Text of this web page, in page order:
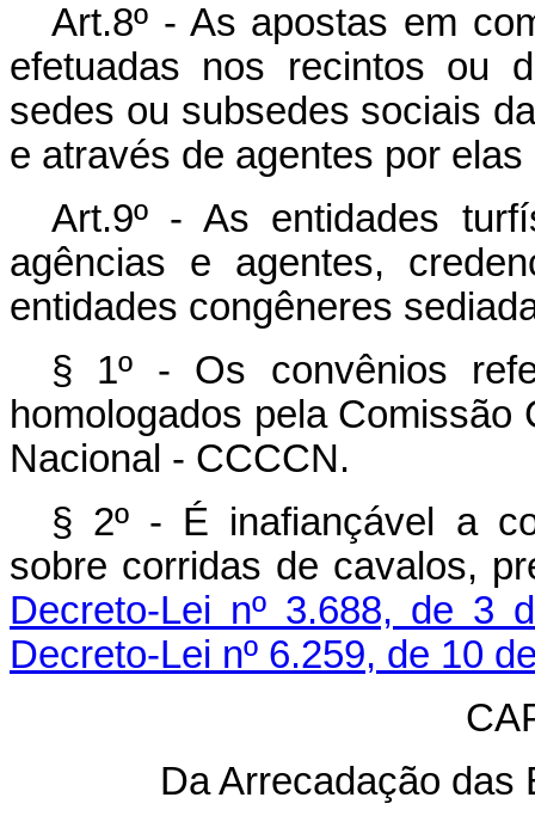
Art.8º - As apostas em
efetuadas nos recintos ou
sedes ou subsedes sociais
e através de agentes por
Art.9º - As entidades
agências e agentes,
entidades congêneres
§ 1º - Os convênios
homologados pela
Nacional - CCCCN.
§ 2º - É inafiançável a
sobre corridas de cavalos,
Decreto-Lei nº 3.688, de 3
Decreto-Lei nº 6.259, de 10
Da Arrecadação das